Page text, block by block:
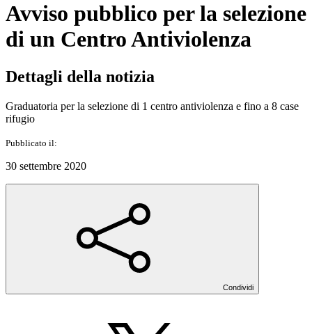
Avviso pubblico per la selezione
di un Centro Antiviolenza
Dettagli della notizia
Graduatoria per la selezione di 1 centro antiviolenza e fino a 8 case
rifugio
Pubblicato il:
30 settembre 2020
Condividi